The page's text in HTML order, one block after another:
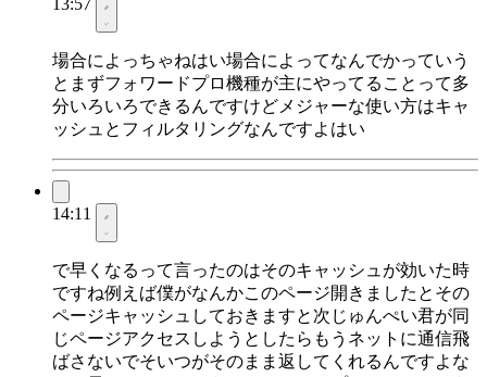
13:57
場合によっちゃねはい場合によってなんでかっていう
とまずフォワードプロ機種が主にやってることって多
分いろいろできるんですけどメジャーな使い方はキャ
ッシュとフィルタリングなんですよはい
14:11
で早くなるって言ったのはそのキャッシュが効いた時
ですね例えば僕がなんかこのページ開きましたとその
ページキャッシュしておきますと次じゅんぺい君が同
じページアクセスしようとしたらもうネットに通信飛
ばさないでそいつがそのまま返してくれるんですよな